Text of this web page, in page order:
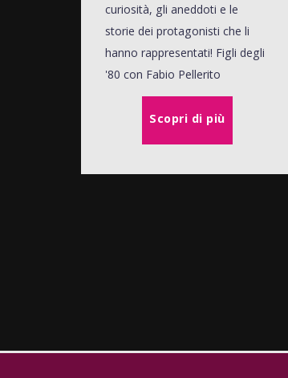
curiosità, gli aneddoti e le
storie dei protagonisti che li
hanno rappresentati! Figli degli
'80 con Fabio Pellerito
Scopri di più